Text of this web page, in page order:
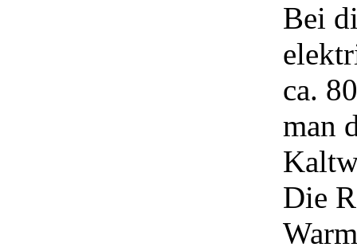
Bei
ca.
man
Die